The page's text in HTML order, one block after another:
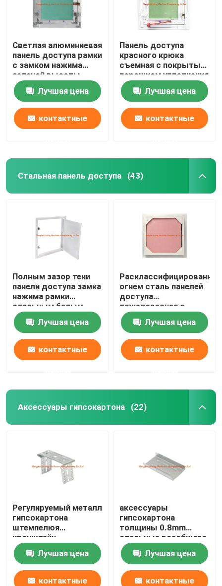
Светлая алюминиевая
панель доступа рамки
с замком нажима
зеленой высоты
штукатурной плиты
низкой особенным
Лучшая цена
контактные
Панель доступа
красного крюка
съемная с покрытым
порошком уплотнения
белым
Лучшая цена
контактные
Стальная панель доступа (43)
Полным зазор тени
панели доступа замка
нажима рамки
стальным белым
покрытый порошком
Лучшая цена
контактные
Расклассифицированная
огнем сталь панелей
доступа
тяжеловесная с
розовой доской гипса
для гипсокартона
Лучшая цена
контактные
Аксессуары гипсокартона (22)
Регулируемый металл
гипсокартона
штемпелюя
кронштейн
гальванизированный
частями стальной
Лучшая цена
контактные
аксессуары
гипсокартона
толщины 0.8mm
стальные всеобщего
прямого совместного
соединителя профиля
Лучшая цена
контактные